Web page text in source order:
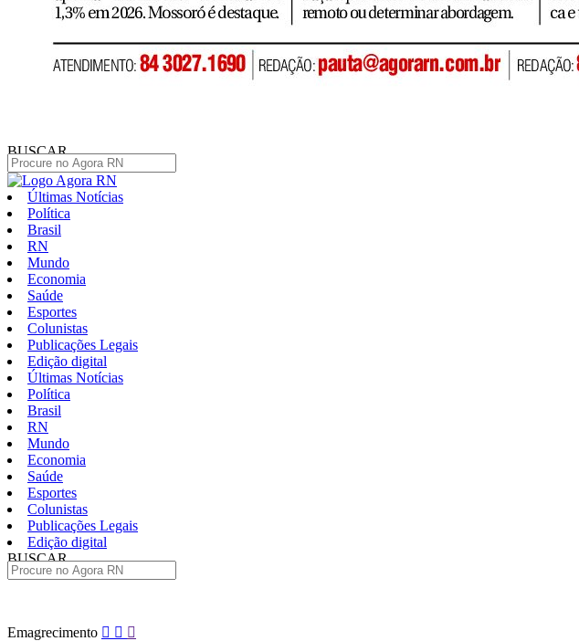
BUSCAR
Últimas Notícias
Política
Brasil
RN
Mundo
Economia
Saúde
Esportes
Colunistas
Publicações Legais
Edição digital
Últimas Notícias
Política
Brasil
RN
Mundo
Economia
Saúde
Esportes
Colunistas
Publicações Legais
Edição digital
BUSCAR
Pular
Emagrecimento